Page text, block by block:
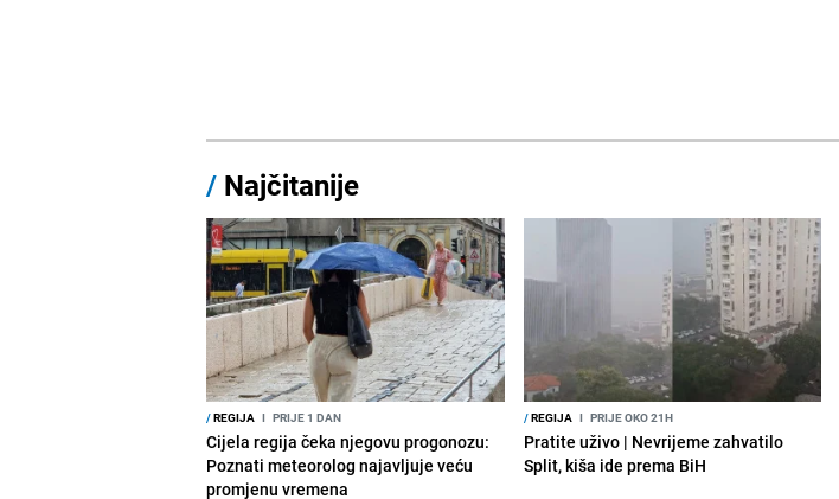
/ Najčitanije
/REGIJA I PRIJE 1 DAN
Cijela regija čeka njegovu progonozu:
Poznati meteorolog najavljuje veću
promjenu vremena
/REGIJA I PRIJE OKO 21H
Pratite uživo | Nevrijeme zahvatilo
Split, kiša ide prema BiH